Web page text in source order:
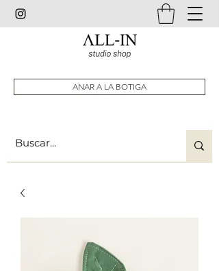
ANAR A LA BOTIGA